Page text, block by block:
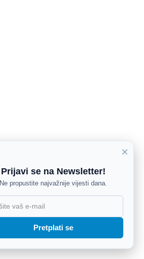
×
Prijavi se na Newsletter!
Ne propustite najvažnije vijesti dana.
Pretplati se